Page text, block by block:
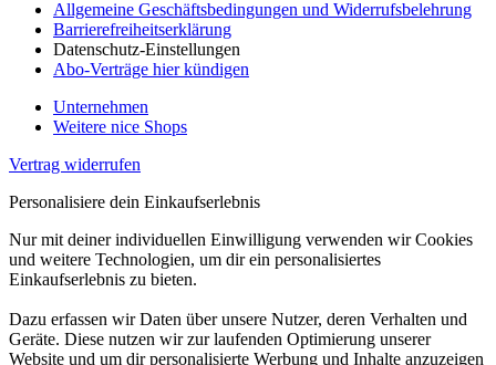
Allgemeine Geschäftsbedingungen und Widerrufsbelehrung
Barrierefreiheitserklärung
Datenschutz-Einstellungen
Abo-Verträge hier kündigen
Unternehmen
Weitere nice Shops
Vertrag widerrufen
Personalisiere dein Einkaufserlebnis
Nur mit deiner individuellen Einwilligung verwenden wir Cookies
und weitere Technologien, um dir ein personalisiertes
Einkaufserlebnis zu bieten.
Dazu erfassen wir Daten über unsere Nutzer, deren Verhalten und
Geräte. Diese nutzen wir zur laufenden Optimierung unserer
Website und um dir personalisierte Werbung und Inhalte anzuzeigen